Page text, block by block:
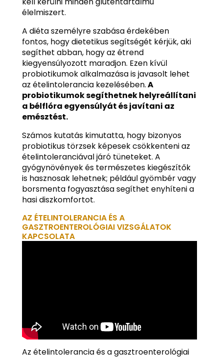
élelmiszert.
A diéta személyre szabása érdekében
fontos, hogy dietetikus segítségét kérjük, aki
segíthet abban, hogy az étrend
kiegyensúlyozott maradjon. Ezen kívül
probiotikumok alkalmazása is javasolt lehet
az ételintolerancia kezelésében.A
probiotikumok segíthetnek helyreállítani
a bélflóra egyensúlyát és javítani az
emésztést.
Számos kutatás kimutatta, hogy bizonyos
probiotikus törzsek képesek csökkenteni az
ételintoleranciával járó tüneteket. A
gyógynövények és természetes kiegészítők
is hasznosak lehetnek; például gyömbér vagy
borsmenta fogyasztása segíthet enyhíteni a
hasi diszkomfortot.
AZ ÉTELINTOLERANCIA ÉS A
GASZTROENTEROLÓGIAI VIZSGÁLATOK
KAPCSOLATA
Az ételintolerancia és a gasztroenterológiai